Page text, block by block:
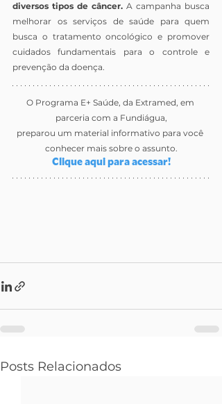
diversos tipos de câncer. A campanha busca
melhorar os serviços de saúde para quem
busca o tratamento oncológico e promover
cuidados fundamentais para o controle e
prevenção da doença.
O Programa E+ Saúde, da Extramed, em
parceria com a Fundiágua,
preparou um material informativo para você
conhecer mais sobre o assunto.
Clique aqui para acessar!
Posts Relacionados